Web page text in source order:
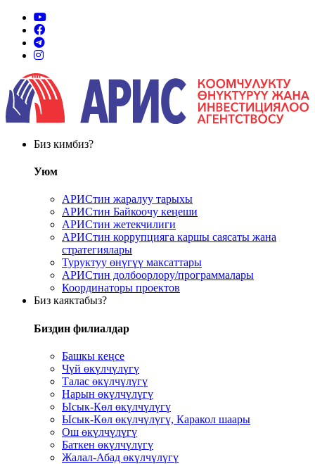
Биз кимбиз?
Уюм
АРИСтин жаралуу тарыхы
АРИСтин Байкоочу кеңеши
АРИСтин жетекчилиги
АРИСтин коррупцияга каршы саясаты жана
стратегиялары
Туруктуу өнүгүү максаттары
АРИСтин долбоорлору/программалары
Координаторы проектов
Биз каяктабыз?
Биздин филиалдар
Башкы кеңсе
Чүй өкүлчүлүгү
Талас өкүлчүлүгү
Нарын өкүлчүлүгү
Ысык-Көл өкүлчүлүгү
Ысык-Көл өкүлчүлүгү, Каракол шаары
Ош өкүлчүлүгү
Баткен өкүлчүлүгү
Жалал-Абад өкүлчүлүгү